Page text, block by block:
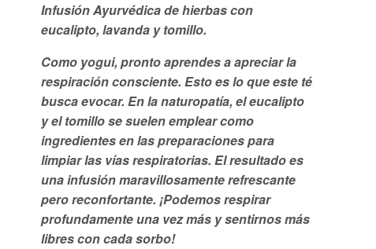
Infusión Ayurvédica de hierbas con
eucalipto, lavanda y tomillo.
Como yogui, pronto aprendes a apreciar la
respiración consciente. Esto es lo que este té
busca evocar. En la naturopatía, el eucalipto
y el tomillo se suelen emplear como
ingredientes en las preparaciones para
limpiar las vías respiratorias. El resultado es
una infusión maravillosamente refrescante
pero reconfortante. ¡Podemos respirar
profundamente una vez más y sentirnos más
libres con cada sorbo!